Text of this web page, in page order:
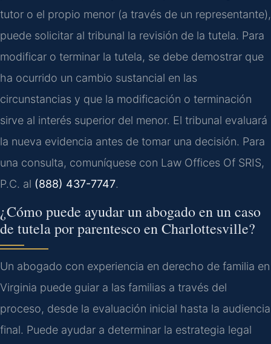
tutor o el propio menor (a través de un representante),
puede solicitar al tribunal la revisión de la tutela. Para
modificar o terminar la tutela, se debe demostrar que
ha ocurrido un cambio sustancial en las
circunstancias y que la modificación o terminación
sirve al interés superior del menor. El tribunal evaluará
la nueva evidencia antes de tomar una decisión. Para
una consulta, comuníquese con Law Offices Of SRIS,
P.C. al (888) 437-7747.
¿Cómo puede ayudar un abogado en un caso
de tutela por parentesco en Charlottesville?
Un abogado con experiencia en derecho de familia en
Virginia puede guiar a las familias a través del
proceso, desde la evaluación inicial hasta la audiencia
final. Puede ayudar a determinar la estrategia legal